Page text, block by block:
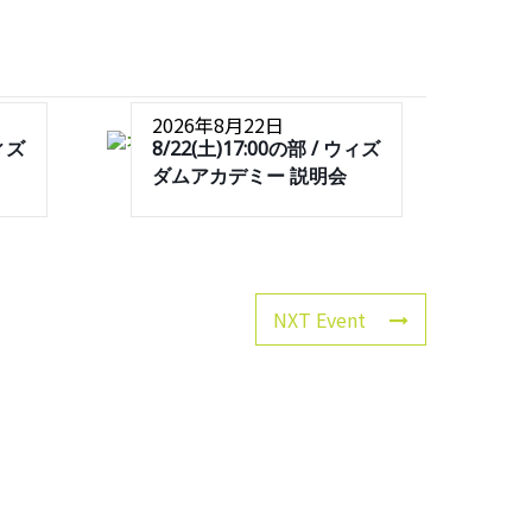
ズ
2026年8月22日
8/22(土)17:00の部 / ウィズ
ダムアカデミー 説明会
NXT Event